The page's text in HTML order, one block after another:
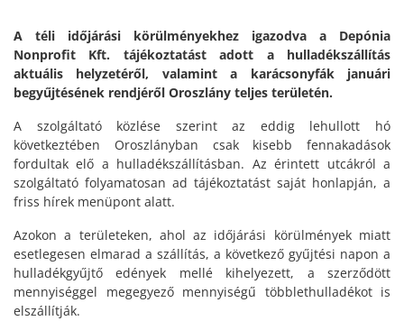
A téli időjárási körülményekhez igazodva a Depónia
Nonprofit Kft. tájékoztatást adott a hulladékszállítás
aktuális helyzetéről, valamint a karácsonyfák januári
begyűjtésének rendjéről Oroszlány teljes területén.
A szolgáltató közlése szerint az eddig lehullott hó
következtében Oroszlányban csak kisebb fennakadások
fordultak elő a hulladékszállításban. Az érintett utcákról a
szolgáltató folyamatosan ad tájékoztatást saját honlapján, a
friss hírek menüpont alatt.
Azokon a területeken, ahol az időjárási körülmények miatt
esetlegesen elmarad a szállítás, a következő gyűjtési napon a
hulladékgyűjtő edények mellé kihelyezett, a szerződött
mennyiséggel megegyező mennyiségű többlethulladékot is
elszállítják.